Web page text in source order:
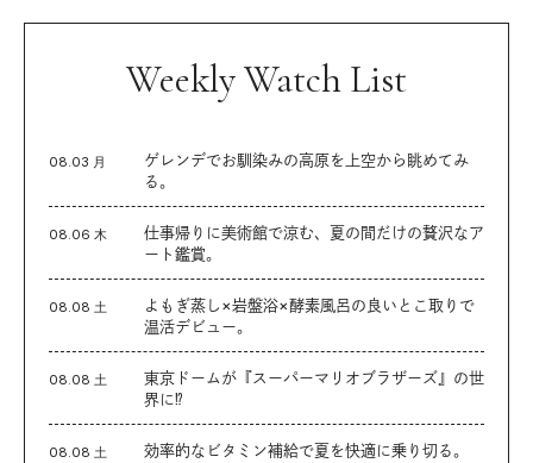
Weekly Watch List
08.03 月
ゲレンデでお馴染みの高原を上空から眺めてみ
る。
08.06 木
仕事帰りに美術館で涼む、夏の間だけの贅沢なア
ート鑑賞。
08.08 土
よもぎ蒸し×岩盤浴×酵素風呂の良いとこ取りで
温活デビュー。
08.08 土
東京ドームが『スーパーマリオブラザーズ』の世
界に⁉︎
08.08 土 効率的なビタミン補給で夏を快適に乗り切る。